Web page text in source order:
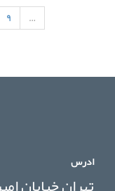
۹
…
ادرس